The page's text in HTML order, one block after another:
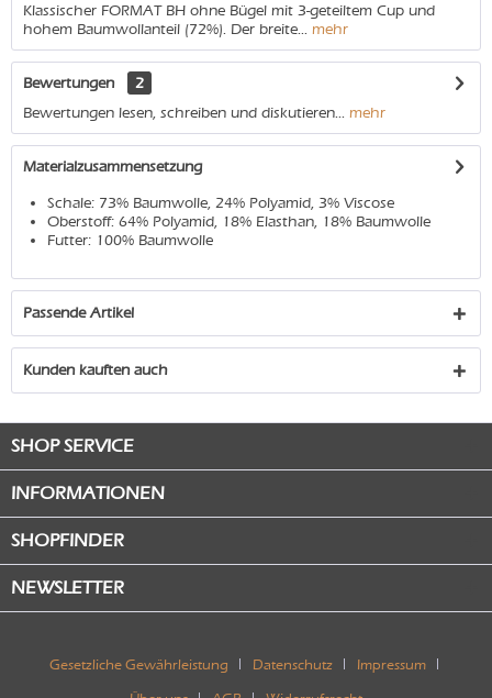
Klassischer FORMAT BH ohne Bügel mit 3-geteiltem Cup und
hohem Baumwollanteil (72%). Der breite... mehr
Bewertungen
2
Bewertungen lesen, schreiben und diskutieren... mehr
Materialzusammensetzung
Schale: 73% Baumwolle, 24% Polyamid, 3% Viscose
Oberstoff: 64% Polyamid, 18% Elasthan, 18% Baumwolle
Futter: 100% Baumwolle
Passende Artikel
Kunden kauften auch
SHOP SERVICE
INFORMATIONEN
SHOPFINDER
NEWSLETTER
Gesetzliche Gewährleistung Datenschutz Impressum